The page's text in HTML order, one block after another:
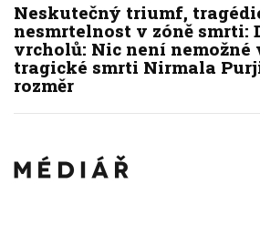
Neskutečný triumf,
nesmrtelnost v zóně smrti:
vrcholů: Nic není
tragické smrti Nirmala
rozměr